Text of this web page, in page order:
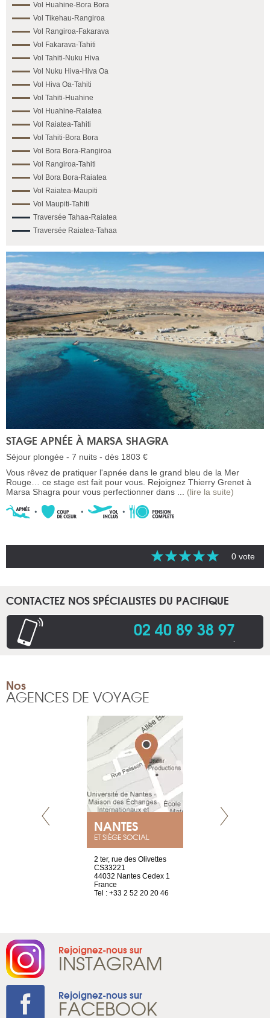
Vol Huahine-Bora Bora
Vol Tikehau-Rangiroa
Vol Rangiroa-Fakarava
Vol Fakarava-Tahiti
Vol Tahiti-Nuku Hiva
Vol Nuku Hiva-Hiva Oa
Vol Hiva Oa-Tahiti
Vol Tahiti-Huahine
Vol Huahine-Raiatea
Vol Raiatea-Tahiti
Vol Tahiti-Bora Bora
Vol Bora Bora-Rangiroa
Vol Rangiroa-Tahiti
Vol Bora Bora-Raiatea
Vol Raiatea-Maupiti
Vol Maupiti-Tahiti
Traversée Tahaa-Raiatea
Traversée Raiatea-Tahaa
STAGE APNÉE À MARSA SHAGRA
Séjour plongée - 7 nuits - dès 1803 €
Vous rêvez de pratiquer l'apnée dans le grand bleu de la Mer
Rouge… ce stage est fait pour vous. Rejoignez Thierry Grenet à
Marsa Shagra pour vous perfectionner dans ... (lire la suite)
0 vote
CONTACTEZ NOS SPÉCIALISTES DU PACIFIQUE
02 40 89 38 97.
Nos
AGENCES DE VOYAGE
NANTES
ET SIÈGE SOCIAL
2 ter, rue des Olivettes
CS33221
44032 Nantes Cedex 1
France
Tel : +33 2 52 20 20 46
Rejoignez-nous sur
INSTAGRAM
Rejoignez-nous sur
FACEBOOK